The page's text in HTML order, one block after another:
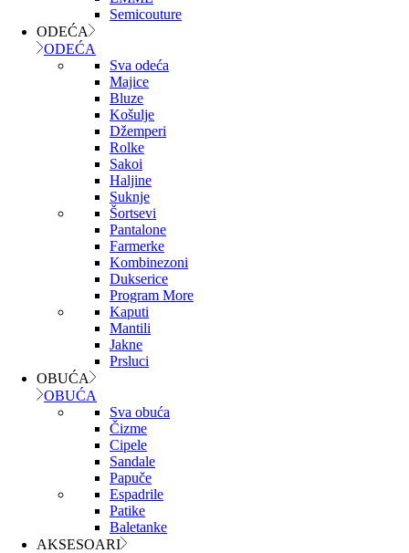
Semicouture
ODEĆA
ODEĆA
Sva odeća
Majice
Bluze
Košulje
Džemperi
Rolke
Sakoi
Haljine
Suknje
Šortsevi
Pantalone
Farmerke
Kombinezoni
Dukserice
Program More
Kaputi
Mantili
Jakne
Prsluci
OBUĆA
OBUĆA
Sva obuća
Čizme
Cipele
Sandale
Papuče
Espadrile
Patike
Baletanke
AKSESOARI